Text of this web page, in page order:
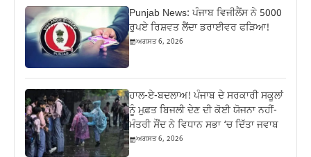
Punjab News: ਪੰਜਾਬ ਵਿਜੀਲੈਂਸ ਨੇ 5000
ਰੁਪਏ ਰਿਸ਼ਵਤ ਲੈਂਦਾ ਡਰਾਈਵਰ ਫੜਿਆ!
ਅਗਸਤ 6, 2026
ਹਾਲ-ਏ-ਬਦਲਾਅ! ਪੰਜਾਬ ਦੇ ਸਰਕਾਰੀ ਸਕੂਲਾਂ
ਨੂੰ ਮੁਫ਼ਤ ਬਿਜਲੀ ਦੇਣ ਦੀ ਕੋਈ ਯੋਜਨਾ ਨਹੀਂ-
ਮੰਤਰੀ ਸੌਂਦ ਨੇ ਵਿਧਾਨ ਸਭਾ ‘ਚ ਦਿੱਤਾ ਜਵਾਬ
ਅਗਸਤ 6, 2026